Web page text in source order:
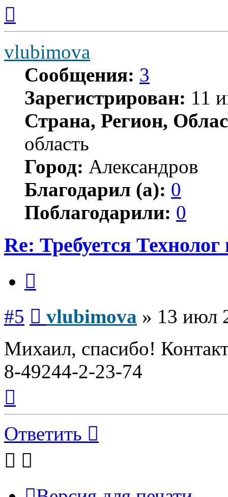
началу
vlubimova
Сообщения: 3
Зарегистрирован: 11
Страна, Регион,
область
Город: Александров
Благодарил (а): 0
Поблагодарили: 0
Re: Требуется
#5 vlubimova » 13 июл
Михаил, спасибо!
8-49244-2-23-74
началу
Ответить